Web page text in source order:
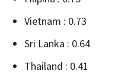
Vietnam : 0.73
Sri Lanka : 0.64
Thailand : 0.41